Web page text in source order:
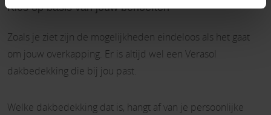
Kies op basis van jouw behoeften
Zoals je ziet zijn de mogelijkheden eindeloos als het gaat
om jouw overkapping. Er is altijd wel een Verasol
dakbedekking die bij jou past.
Welke dakbedekking dat is, hangt af van je persoonlijke